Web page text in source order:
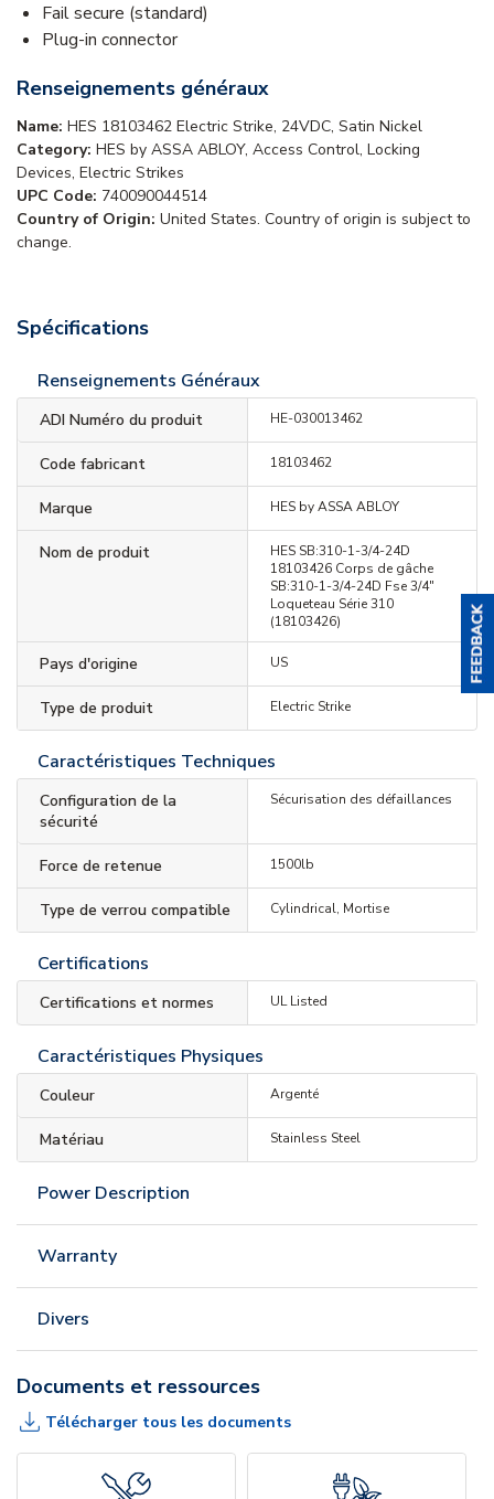
Fail secure (standard)
Plug-in connector
Renseignements généraux
Name: HES 18103462 Electric Strike, 24VDC, Satin Nickel
Category: HES by ASSA ABLOY, Access Control, Locking
Devices, Electric Strikes
UPC Code: 740090044514
Country of Origin: United States. Country of origin is subject to
change.
Spécifications
Renseignements Généraux
ADI Numéro du produit HE-030013462
Code fabricant 18103462
Marque HES by ASSA ABLOY
Nom de produit
HES SB:310-1-3/4-24D
18103426 Corps de gâche
SB:310-1-3/4-24D Fse 3/4"
Loqueteau Série 310
(18103426)
Pays d'origine US
Type de produit Electric Strike
Caractéristiques Techniques
Configuration de la
sécurité
Sécurisation des défaillances
Force de retenue 1500lb
Type de verrou compatible Cylindrical, Mortise
Certifications
Certifications et normes UL Listed
Caractéristiques Physiques
Couleur Argenté
Matériau Stainless Steel
Power Description
Warranty
Divers
Documents et ressources
Télécharger tous les documents